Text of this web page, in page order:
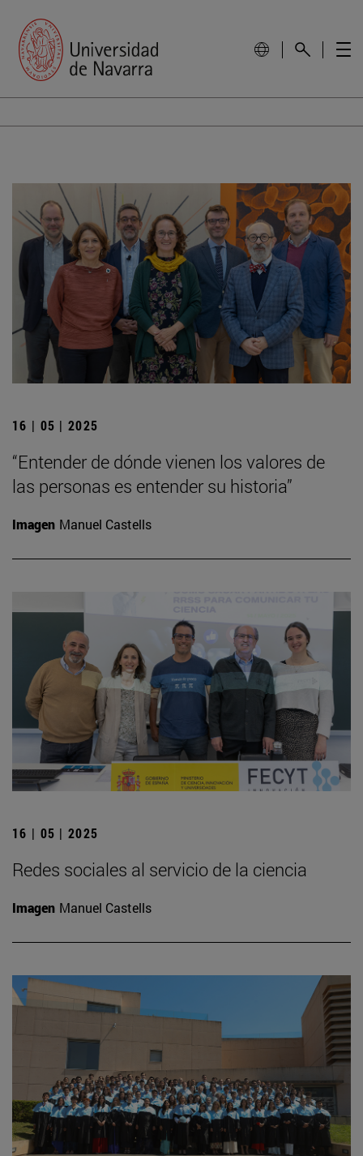
16 | 05 | 2025
“Entender de dónde vienen los valores de
las personas es entender su historia”
Imagen Manuel Castells
16 | 05 | 2025
Redes sociales al servicio de la ciencia
Imagen Manuel Castells